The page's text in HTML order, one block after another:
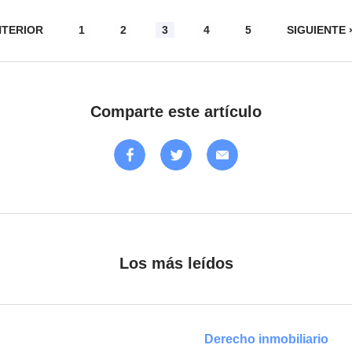
1 2 3 4 5 SIGUIENTE ›
Comparte este artículo
Los más leídos
Derecho inmobiliario